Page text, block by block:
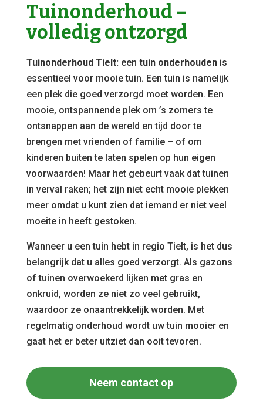
Tuinonderhoud –
volledig ontzorgd
Tuinonderhoud Tielt: een tuin onderhoudenis
essentieel voor mooie tuin. Een tuin is namelijk
een plek die goed verzorgd moet worden. Een
mooie, ontspannende plek om ’s zomers te
ontsnappen aan de wereld en tijd door te
brengen met vrienden of familie – of om
kinderen buiten te laten spelen op hun eigen
voorwaarden! Maar het gebeurt vaak dat tuinen
in verval raken; het zijn niet echt mooie plekken
meer omdat u kunt zien dat iemand er niet veel
moeite in heeft gestoken.
Wanneer u een tuin hebt in regio Tielt, is het dus
belangrijk dat u alles goed verzorgt. Als gazons
of tuinen overwoekerd lijken met gras en
onkruid, worden ze niet zo veel gebruikt,
waardoor ze onaantrekkelijk worden. Met
regelmatig onderhoud wordt uw tuin mooier en
gaat het er beter uitziet dan ooit tevoren.
Neem contact op